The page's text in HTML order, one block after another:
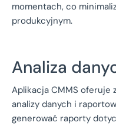
momentach, co
produkcyjnym.
Analiza
Aplikacja CMMS oferuje
analizy danych i
generować raporty